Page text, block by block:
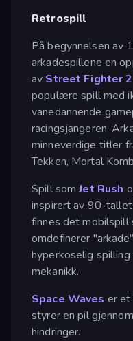
Retrospill
På begynnelsen av
arkadespillene en
av Street Fighter
populære spill med
vanedannende
racingsjangeren.
minneverdige titler
Tekken, Mortal
Spill somJet Rush
inspirert av 90-
finnes det mobilspill
omdefinerer
hyperkoselig
mekanikk.
Space Waves er et
styrer en pil
hindringer.